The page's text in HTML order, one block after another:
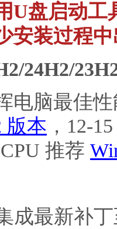
盘启动工
安装过程
脑最佳性
版本 ，12-
推荐
最新补丁